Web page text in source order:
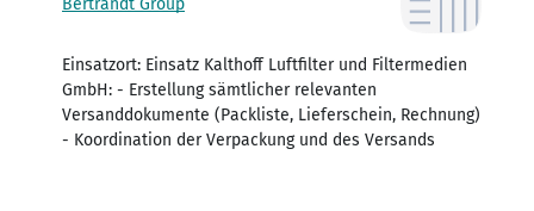
Einsatzort: Einsatz Kalthoff Luftfilter und Filtermedien
GmbH: - Erstellung sämtlicher relevanten
Versanddokumente (Packliste, Lieferschein, Rechnung)
- Koordination der Verpackung und des Versands